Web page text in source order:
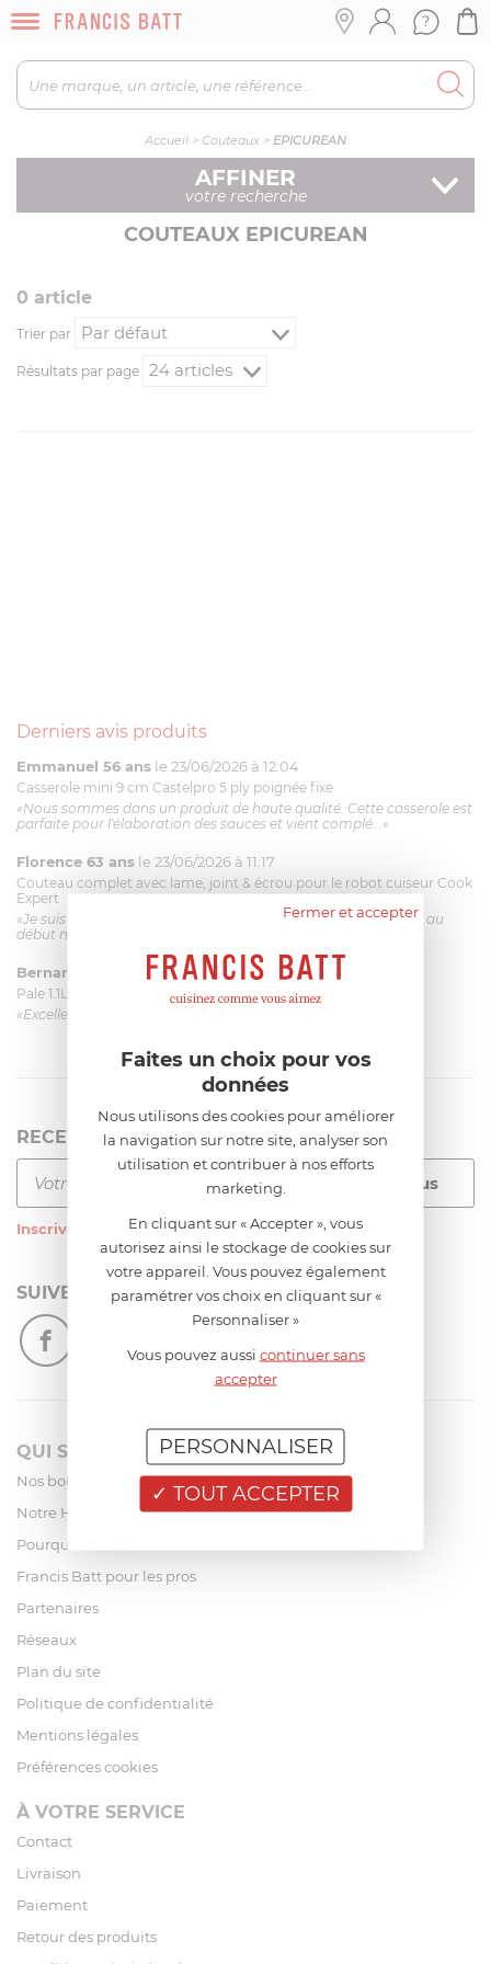
Accueil > Couteaux > EPICUREAN
AFFINER
votre recherche
COUTEAUX EPICUREAN
0 article
Trier par
Résultats par page
Derniers avis produits
Emmanuel 56 ans le 23/06/2026 à 12:04
Casserole mini 9 cm Castelpro 5 ply poignée fixe
«Nous sommes dans un produit de haute qualité. Cette casserole est
parfaite pour l'élaboration des sauces et vient complé...»
Florence 63 ans le 23/06/2026 à 11:17
Couteau complet avec lame, joint & écrou pour le robot cuiseur Cook
Expert
«Je suis satisfaite du couteau Magimix. L'écrou est un peu dur au
début mais ça le fait. La livraison a été très rapide. ...»
Bernard le 23/06/2026 à 09:43
Pale 1.1L pour Glacier Magimix 11031/121/123/124
«Excellent: produit et livraison»
RECEVEZ LA NEWSLETTER
Inscrivez-vous à notre newsletter
SUIVEZ-NOUS
QUI SOMMES-NOUS?
Nos boutiques
Notre Histoire
Pourquoi acheter chez Francis Batt ?
Francis Batt pour les pros
Partenaires
Réseaux
Plan du site
Politique de confidentialité
Mentions légales
Préférences cookies
À VOTRE SERVICE
Contact
Livraison
Paiement
Retour des produits
Fermer et accepter
Faites un choix pour vos
données
Nous utilisons des cookies pour améliorer
la navigation sur notre site, analyser son
utilisation et contribuer à nos efforts
marketing.
En cliquant sur « Accepter », vous
autorisez ainsi le stockage de cookies sur
votre appareil. Vous pouvez également
paramétrer vos choix en cliquant sur «
Personnaliser »
Vous pouvez aussi continuer sans
accepter
TOUT ACCEPTER
PERSONNALISER